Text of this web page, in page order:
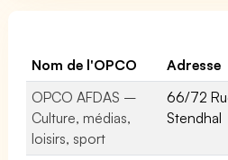
Nom de l'OPCO Adresse
OPCO AFDAS –
Culture, médias,
loisirs, sport
66/72
Stendhal